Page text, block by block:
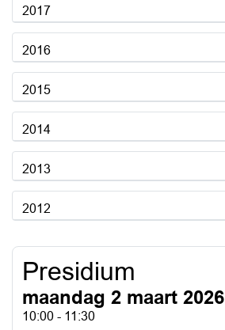
2017
2016
2015
2014
2013
2012
Presidium
maandag 2 maart 2026
10:00 - 11:30